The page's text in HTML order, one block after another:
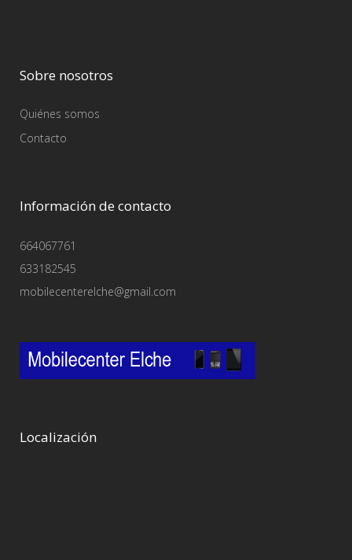
Sobre nosotros
Quiénes somos
Contacto
Información de contacto
664067761
633182545
mobilecenterelche@gmail.com
Localización